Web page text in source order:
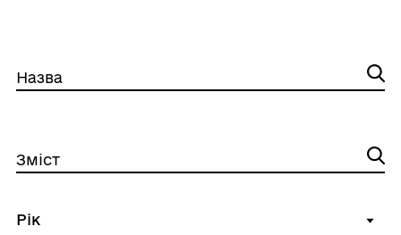
Назва
Зміст